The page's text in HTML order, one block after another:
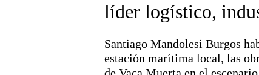
Deportes
líder logístico,
Santiago Mandolesi Burgos
estación marítima local, las